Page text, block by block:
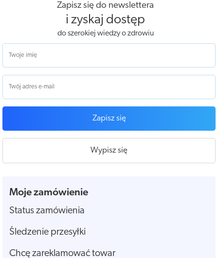
Zapisz się do newslettera
i zyskaj dostęp
do szerokiej wiedzy o zdrowiu
Zapisz się
Wypisz się
Moje zamówienie
Status zamówienia
Śledzenie przesyłki
Chcę zareklamować towar